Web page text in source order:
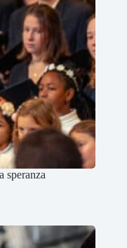
speranza